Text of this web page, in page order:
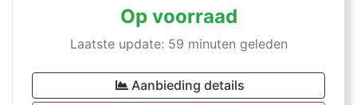
Op voorraad
Laatste update: 59 minuten geleden
Aanbieding details